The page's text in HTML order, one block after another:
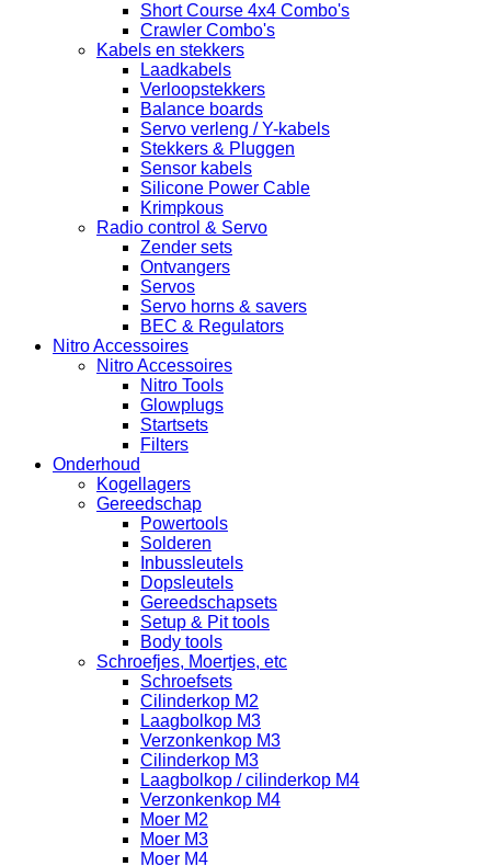
Short Course 4x4 Combo's
Crawler Combo's
Kabels en stekkers
Laadkabels
Verloopstekkers
Balance boards
Servo verleng / Y-kabels
Stekkers & Pluggen
Sensor kabels
Silicone Power Cable
Krimpkous
Radio control & Servo
Zender sets
Ontvangers
Servos
Servo horns & savers
BEC & Regulators
Nitro Accessoires
Nitro Accessoires
Nitro Tools
Glowplugs
Startsets
Filters
Onderhoud
Kogellagers
Gereedschap
Powertools
Solderen
Inbussleutels
Dopsleutels
Gereedschapsets
Setup & Pit tools
Body tools
Schroefjes, Moertjes, etc
Schroefsets
Cilinderkop M2
Laagbolkop M3
Verzonkenkop M3
Cilinderkop M3
Laagbolkop / cilinderkop M4
Verzonkenkop M4
Moer M2
Moer M3
Moer M4